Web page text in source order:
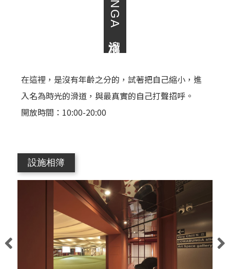
在這裡，是沒有年齡之分的，試著把自己縮小，進
入名為時光的滑道，與最真實的自己打聲招呼。
開放時間：10:00-20:00
設施相簿